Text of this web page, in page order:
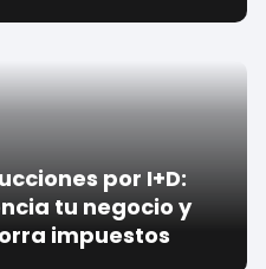
por I+D:
tu negocio y
impuestos